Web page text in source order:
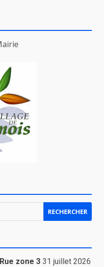
zone 3 31 juillet 2026